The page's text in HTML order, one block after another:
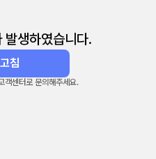
발생하였습니다.
침
객센터로 문의해주세요.